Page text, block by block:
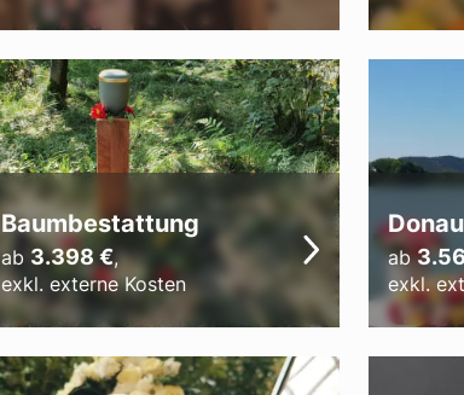
Baumbestattung
ab 3.398 €,
exkl. externe Kosten
ab
exkl.